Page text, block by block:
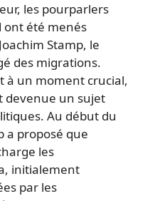
les pourparlers
ont été menés
Stamp, le
des migrations.
à un moment crucial,
devenue un sujet
Au début du
a proposé que
les
initialement
par les